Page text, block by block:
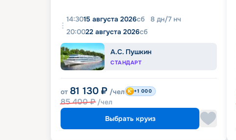
14:3015 августа 2026сб 8 дн/7 нч
20:0022 августа 2026сб
А.С. Пушкин
СТАНДАРТ
от 81 130 ₽ /чел
85 400₽ /чел
+1 000
Выбрать круиз